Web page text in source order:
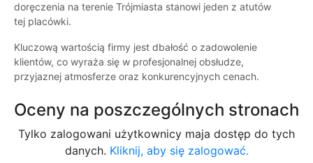
doręczenia na terenie Trójmiasta stanowi jeden z atutów
tej placówki.
Kluczową wartością firmy jest dbałość o zadowolenie
klientów, co wyraża się w profesjonalnej obsłudze,
przyjaznej atmosferze oraz konkurencyjnych cenach.
Oceny na poszczególnych stronach
Tylko zalogowani użytkownicy maja dostęp do tych
danych. Kliknij, aby się zalogować.